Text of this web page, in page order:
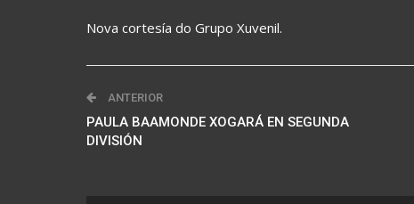
Nova cortesía do Grupo Xuvenil.
ANTERIOR
PAULA BAAMONDE XOGARÁ EN SEGUNDA
DIVISIÓN